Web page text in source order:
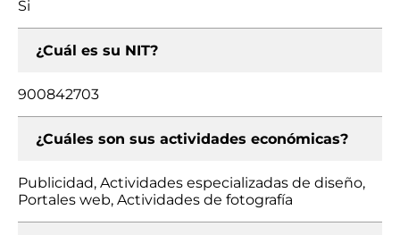
Si
¿Cuál es su NIT?
900842703
¿Cuáles son sus actividades económicas?
Publicidad, Actividades especializadas de diseño,
Portales web, Actividades de fotografía